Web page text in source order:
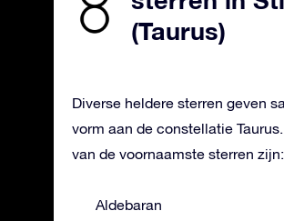
(Taurus)
Diverse heldere sterren geven
vorm aan de constellatie
van de voornaamste sterren zijn:
Aldebaran